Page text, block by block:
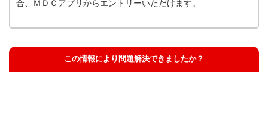
合、ＭＤＣアプリからエントリーいただけます。
この情報により問題解決できましたか？